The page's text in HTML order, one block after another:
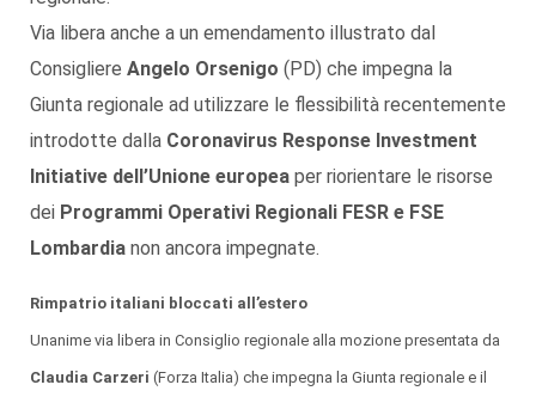
Via libera anche a un emendamento illustrato dal
Consigliere Angelo Orsenigo (PD) che impegna la
Giunta regionale ad utilizzare le flessibilità recentemente
introdotte dalla Coronavirus Response Investment
Initiative dell’Unione europea per riorientare le risorse
dei Programmi Operativi Regionali FESR e FSE
Lombardia non ancora impegnate.
Rimpatrio italiani bloccati all’estero
Unanime via libera in Consiglio regionale alla mozione presentata da
Claudia Carzeri (Forza Italia) che impegna la Giunta regionale e il